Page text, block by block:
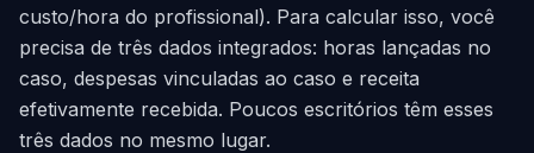
custo/hora do profissional). Para calcular isso, você
precisa de três dados integrados: horas lançadas no
caso, despesas vinculadas ao caso e receita
efetivamente recebida. Poucos escritórios têm esses
três dados no mesmo lugar.